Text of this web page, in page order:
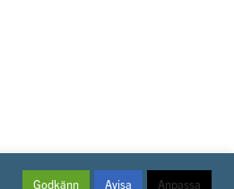
Godkänn Avisa Anpassa